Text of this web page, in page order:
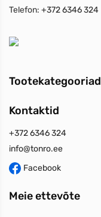
Telefon: +372 6346 324
Tootekategooriad
Kontaktid
+372 6346 324
info@tonro.ee
Facebook
Meie ettevõte